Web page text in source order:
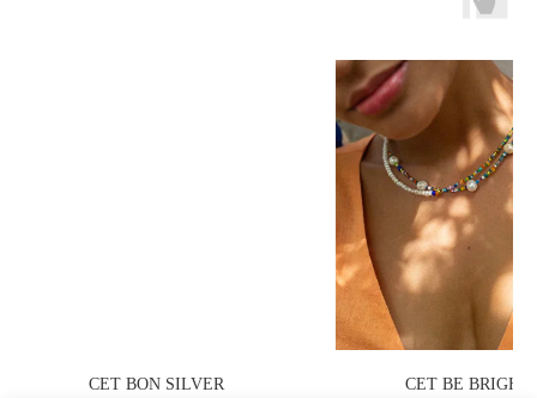
СЕТ BON SILVER СЕТ BE BRIGHT